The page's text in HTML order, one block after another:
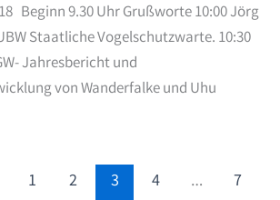
Beginn 9.30 Uhr Grußworte 10:00 Jörg
Staatliche Vogelschutzwarte. 10:30
Jahresbericht und
von Wanderfalke und Uhu
1 2 3 4 …
7